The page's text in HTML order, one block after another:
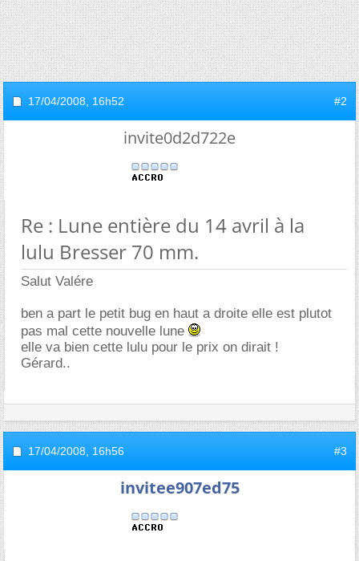
17/04/2008, 16h52 #2
invite0d2d722e
Re : Lune entière du 14 avril à la
lulu Bresser 70 mm.
Salut Valére
ben a part le petit bug en haut a droite elle est plutot
pas mal cette nouvelle lune
elle va bien cette lulu pour le prix on dirait !
Gérard..
17/04/2008, 16h56 #3
invitee907ed75